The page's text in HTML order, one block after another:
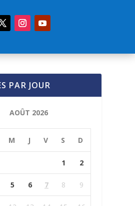
PAR JOUR
AOÛT 2026
M J V S D
1 2
5 6 7 8 9